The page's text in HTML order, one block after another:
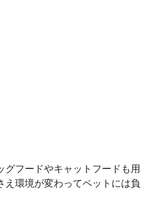
フードやキャットフードも用
え環境が変わってペットには負